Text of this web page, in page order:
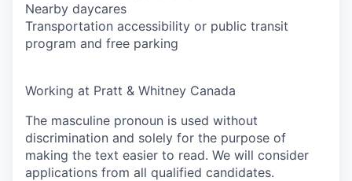
Nearby daycares
Transportation accessibility or public transit
program and free parking
Working at Pratt & Whitney Canada
The masculine pronoun is used without
discrimination and solely for the purpose of
making the text easier to read. We will consider
applications from all qualified candidates.